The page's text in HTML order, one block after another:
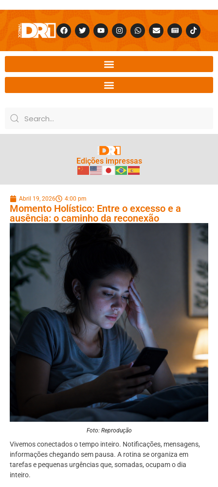
Edições impressas
Abril 19, 2026 4:00 pm
Momento Holístico: Entre o excesso e a
ausência: o caminho da reconexão
Foto: Reprodução
Vivemos conectados o tempo inteiro. Notificações, mensagens,
informações chegando sem pausa. A rotina se organiza em
tarefas e pequenas urgências que, somadas, ocupam o dia
inteiro.